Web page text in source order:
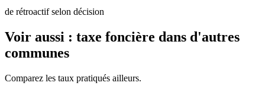
de rétroactif selon décision
Voir aussi : taxe foncière dans d'autres
communes
Comparez les taux pratiqués ailleurs.